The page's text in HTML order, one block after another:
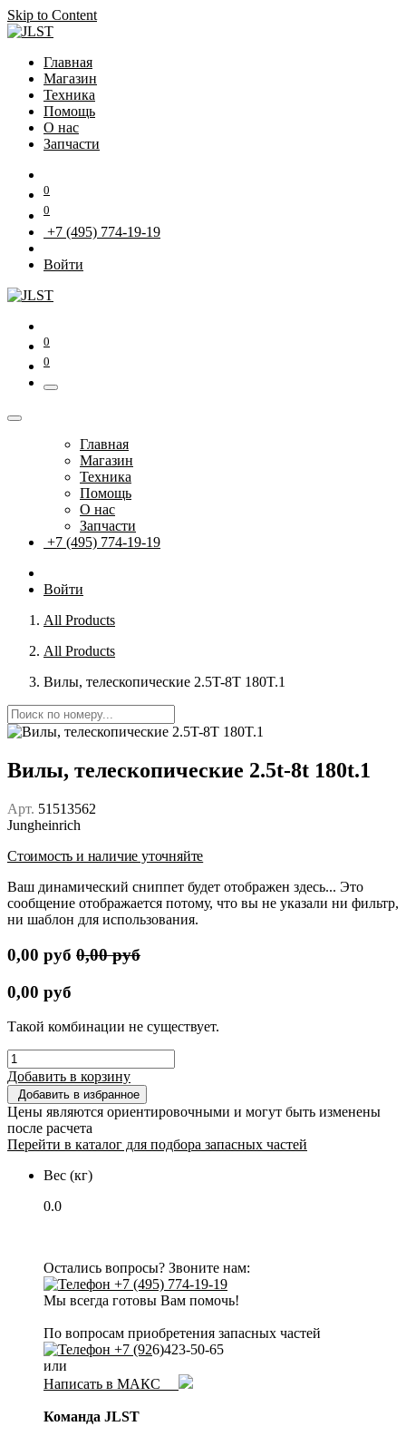
Skip to Content
Главная
Магазин
Техника
Помощь
О нас
Запчасти
0
0
+7 (495) 774-19-19
Войти
0
0
Главная
Магазин
Техника
Помощь
О нас
Запчасти
+7 (495) 774-19-19
Войти
All Products
All Products
Вилы, телескопические 2.5T-8T 180T.1
Вилы, телескопические 2.5t-8t 180t.1
Арт. 51513562
Jungheinrich
Стоимость и наличие уточняйте
Ваш динамический сниппет будет отображен здесь... Это
сообщение отображается потому, что вы не указали ни фильтр,
ни шаблон для использования.
0,00 руб 0,00руб
0,00 руб
Такой комбинации не существует.
Добавить в корзину
Добавить в избранное
Цены являются ориентировочными и могут быть изменены
после расчета
Перейти в каталог для подбора запасных частей
Вес (кг)
0.0
Остались вопросы? Звоните нам:
+7 (495) 774-19-19
Мы всегда готовы Вам помочь!
По вопросам приобретения запасных частей
+7 (926)423-50-65
или
Написать в МАКС
Команда JLST